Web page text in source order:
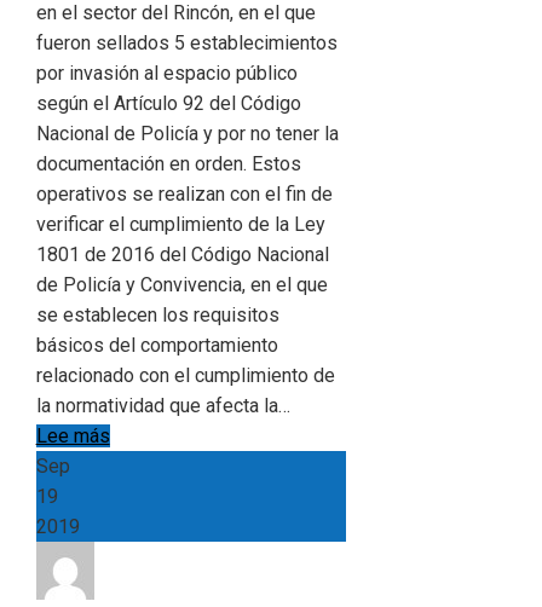
en el sector del Rincón, en el que
fueron sellados 5 establecimientos
por invasión al espacio público
según el Artículo 92 del Código
Nacional de Policía y por no tener la
documentación en orden. Estos
operativos se realizan con el fin de
verificar el cumplimiento de la Ley
1801 de 2016 del Código Nacional
de Policía y Convivencia, en el que
se establecen los requisitos
básicos del comportamiento
relacionado con el cumplimiento de
la normatividad que afecta la…
Lee más
Sep
19
2019